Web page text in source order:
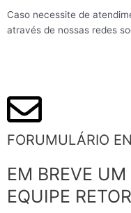
Caso necessite de
através de nossas redes
FORUMULÁRIO
EM BREVE
EQUIPE